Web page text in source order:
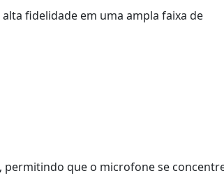
fidelidade em uma ampla faixa de
permitindo que o microfone se